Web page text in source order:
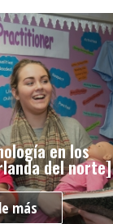
en los
del norte]
más